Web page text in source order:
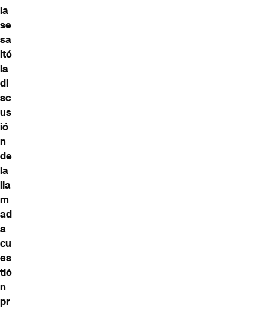
la
se
sa
ltó
la
di
sc
us
ió
n
de
la
lla
m
ad
a
cu
es
tió
n
pr